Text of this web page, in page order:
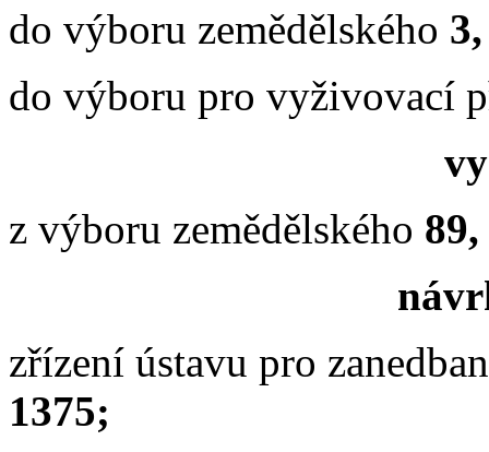
do výboru zemědělského
do výboru pro vyživovací
z výboru zemědělského 89,
zřízení ústavu pro
1375;